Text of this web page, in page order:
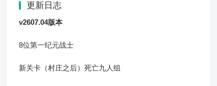
更新日志
v2607.04版本
8位第一纪元战士
新关卡（村庄之后）死亡九人组